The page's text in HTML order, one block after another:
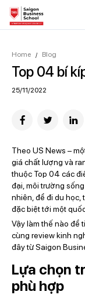
Home / Blog
Top 04 bí
25/11/2022
Theo US News –
giá chất lượng và
thuộc Top 04 các
đại, môi trường
nhiên, để đi du học,
đặc biệt tới một
Vậy làm thế nào để
cùng review kinh
đây từ Saigon
Lựa chọn
phù hợp